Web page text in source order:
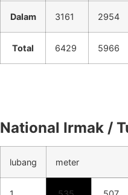
Dalam 3161 2954
Total 6429 5966
National Irmak /
lubang meter